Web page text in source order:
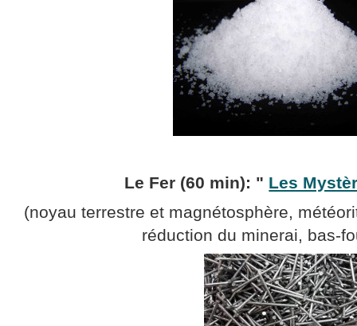
Le Fer (60 min): " Les
(noyau terrestre et magnétosphère,
réduction du minerai, bas-